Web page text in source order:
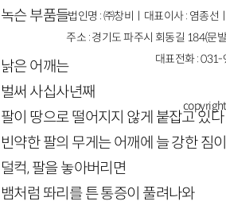
녹슨 부품들
낡은 어깨는
벌써 사십사년째
팔이 땅으로 떨어지지 않게 붙잡고 있다
빈약한 팔의 무게는 어깨에 늘 강한 짐
덜컥, 팔을 놓아버리면
뱀처럼 똬리를 튼 통증이 풀려나와
법인명 : ㈜창비ㅣ대표이사 : 염종
주소 : 경기도 파주시 회동길 184(
대표전화 :